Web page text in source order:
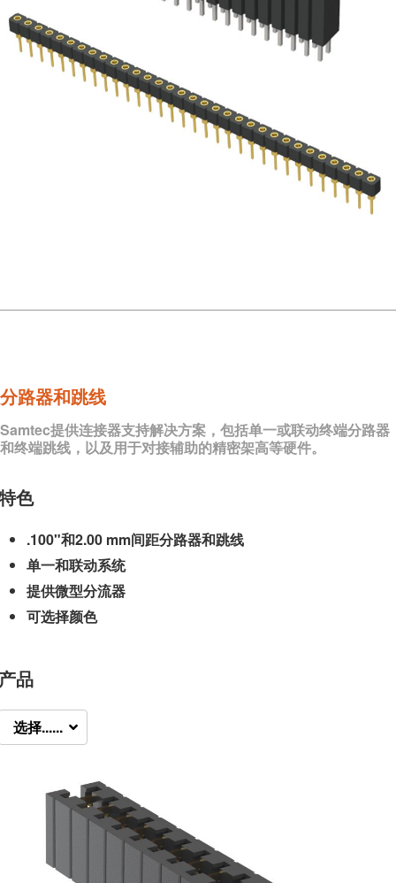
分路器和跳线
Samtec提供连接器支持解决方案，包括单一或联动终端分路器
和终端跳线，以及用于对接辅助的精密架高等硬件。
色
.100"和2.00 mm间距分路器和跳线
单一和联动系统
提供微型分流器
可选择颜色
品
选择......